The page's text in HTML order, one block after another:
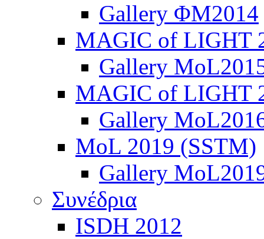
Gallery ΦΜ2014
MAGIC of LIGHT
Gallery
MAGIC of LIGHT
Gallery
MoL 2019 (SSTM)
Gallery
Συνέδρια
ISDH 2012